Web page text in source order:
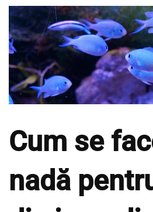
Cum se
nadă